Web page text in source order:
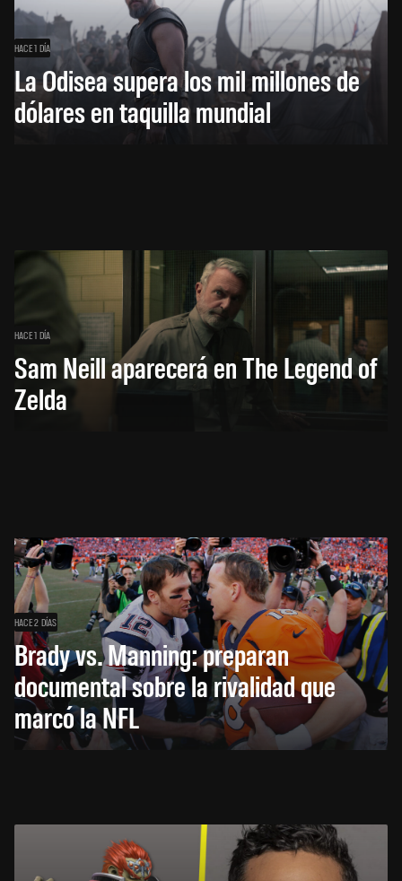
HACE 1 DÍA
La Odisea supera los mil millones de
dólares en taquilla mundial
HACE 1 DÍA
Sam Neill aparecerá en The Legend of
Zelda
HACE 2 DÍAS
Brady vs. Manning: preparan
documental sobre la rivalidad que
marcó la NFL